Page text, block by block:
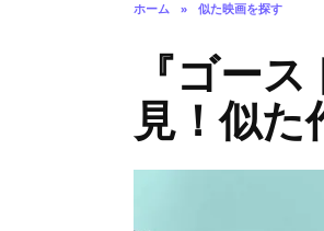
ホーム » 似た映画を探す
『ゴー
見！似た